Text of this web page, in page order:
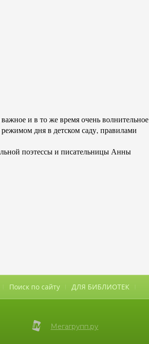
и в то же время очень волнительное
дня в детском саду, правилами
поэтессы и писательницы Анны
Поиск по сайту ДЛЯ БИБЛИОТЕК
Мегагрупп.ру